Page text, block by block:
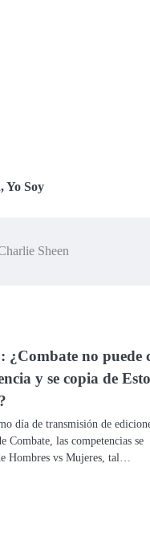
,Yo Soy
Sheen
¿Combate no puede
y se copia de
día de transmisión de
Combate, las competencias se
Hombres vs Mujeres, tal…